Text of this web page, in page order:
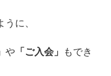
に、
や「ご入会」
もでき